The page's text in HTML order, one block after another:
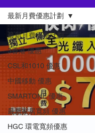
最新月費優惠計劃
3香港 優惠
CSL和1010 優惠
中國移動 優惠
SMARTONE 優惠
最新家居寬頻 優惠
HGC 環電寬頻優惠
最新月費優惠計劃